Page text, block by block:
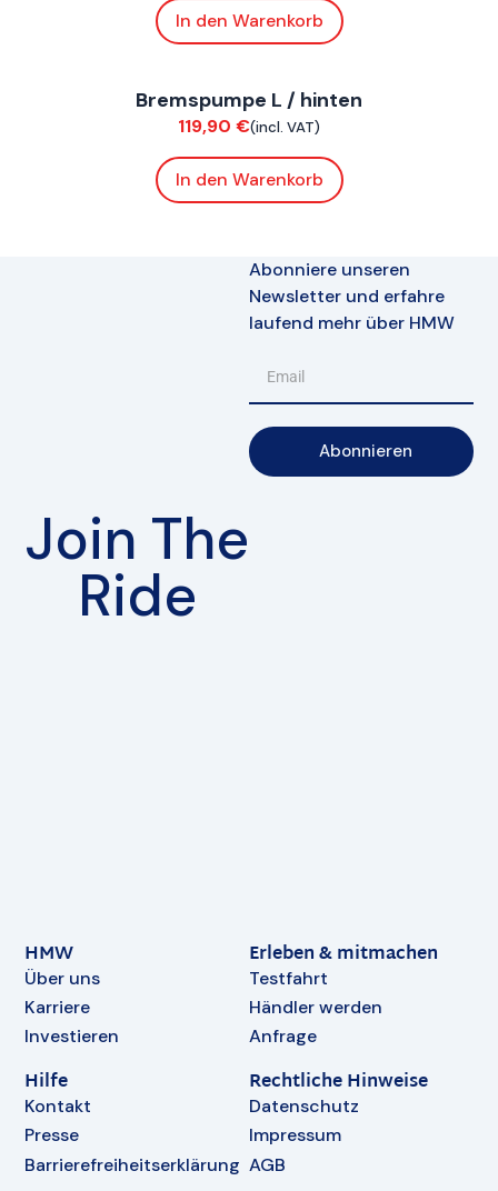
In den Warenkorb
Bremspumpe L / hinten
119,90 €(incl. VAT)
In den Warenkorb
Join The
Ride
Abonniere unseren
Newsletter und erfahre
laufend mehr über HMW
Abonnieren
HMW
Über uns
Karriere
Investieren
Erleben & mitmachen
Testfahrt
Händler werden
Anfrage
Hilfe
Kontakt
Presse
Barrierefreiheitserklärung
Rechtliche Hinweise
Datenschutz
Impressum
AGB